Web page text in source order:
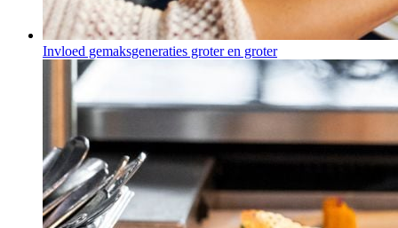
Invloed gemaksgeneraties groter en groter